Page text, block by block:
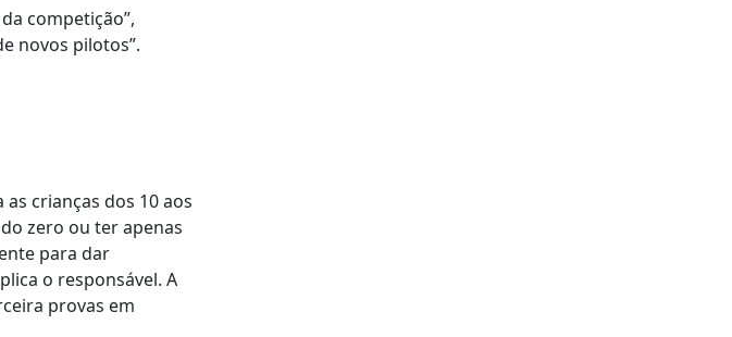
competição”,
novos pilotos”.
crianças dos 10 aos
zero ou ter apenas
para dar
o responsável. A
provas em